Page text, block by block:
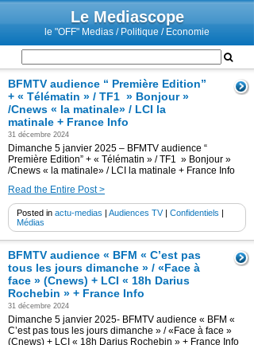
Le Mediascope
le "OFF" Medias / Politique / Economie
BFMTV audience “ Première Edition”
+ « Télématin » / TF1 » Bonjour »
/Cnews « la matinale» / LCI la
matinale + France Info
31 décembre 2024
Dimanche 5 janvier 2025 – BFMTV audience “
Première Edition” + « Télématin » / TF1 » Bonjour »
/Cnews « la matinale» / LCI la matinale + France Info
Read the Entire Post >
Posted in actu-medias | Audiences TV| Confidentiels |
Médias
BFMTV audience « BFM « C’est pas
tous les jours dimanche » / «Face à
face » (Cnews) + LCI « 18h Darius
Rochebin » + France Info
31 décembre 2024
Dimanche 5 janvier 2025- BFMTV audience « BFM «
C’est pas tous les jours dimanche » / «Face à face »
(Cnews) + LCI « 18h Darius Rochebin » + France Info